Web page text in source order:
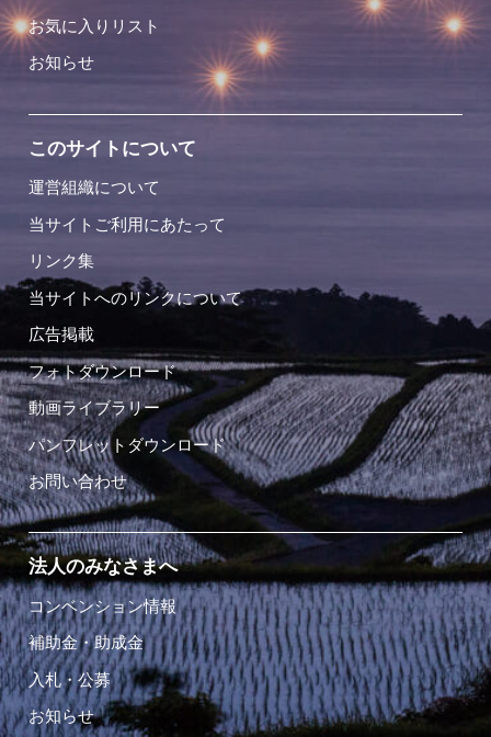
お気に入りリスト
お知らせ
このサイトについて
運営組織について
当サイトご利用にあたって
リンク集
当サイトへのリンクについて
広告掲載
フォトダウンロード
動画ライブラリー
パンフレットダウンロード
お問い合わせ
法人のみなさまへ
コンベンション情報
補助金・助成金
入札・公募
お知らせ